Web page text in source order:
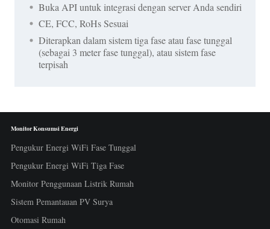
Buka API untuk integrasi dengan server Anda sendiri
CE, FCC, RoHs Sesuai
Diterapkan dalam sistem tiga fase atau fase tunggal
(sebagai 3 meter fase tunggal), atau sistem fase
terpisah
Monitor Konsumsi Energi
Pengukur Energi WiFi Fase Tunggal
Pengukur Energi WiFi Tiga Fase
Monitor Penggunaan Listrik Rumah
Sistem Pemantauan PV Surya
Otomasi Rumah